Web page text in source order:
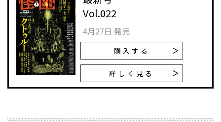
Vol.022
4月27日 発売
購入する
詳しく見る